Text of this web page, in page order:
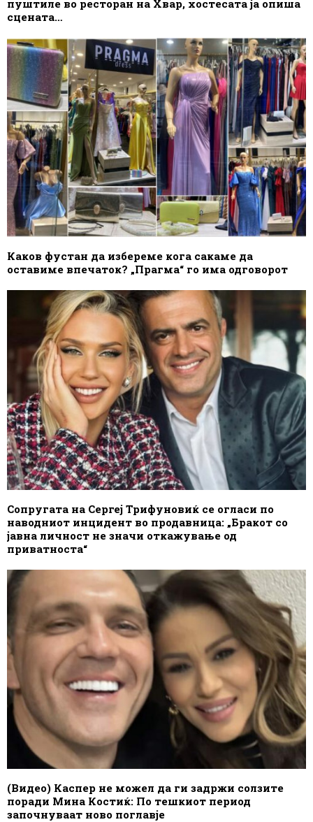
пуштиле во ресторан на Хвар, хостесата ја опиша
сцената…
Каков фустан да избереме кога сакаме да
оставиме впечаток? „Прагма“ го има одговорот
Сопругата на Сергеј Трифуновиќ се огласи по
наводниот инцидент во продавница: „Бракот со
јавна личност не значи откажување од
приватноста“
(Видео) Каспер не можел да ги задржи солзите
поради Мина Костиќ: По тешкиот период
започнуваат ново поглавје